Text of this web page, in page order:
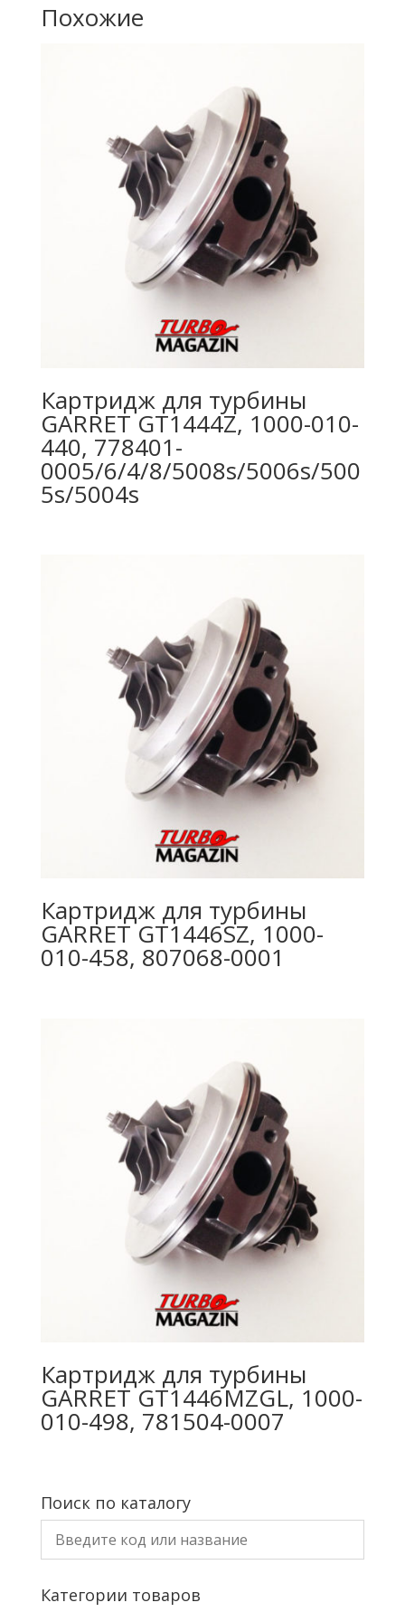
Похожие
Картридж для турбины
GARRET GT1444Z, 1000-010-
440, 778401-
0005/6/4/8/5008s/5006s/500
5s/5004s
Картридж для турбины
GARRET GT1446SZ, 1000-
010-458, 807068-0001
Картридж для турбины
GARRET GT1446MZGL, 1000-
010-498, 781504-0007
Поиск по каталогу
Категории товаров